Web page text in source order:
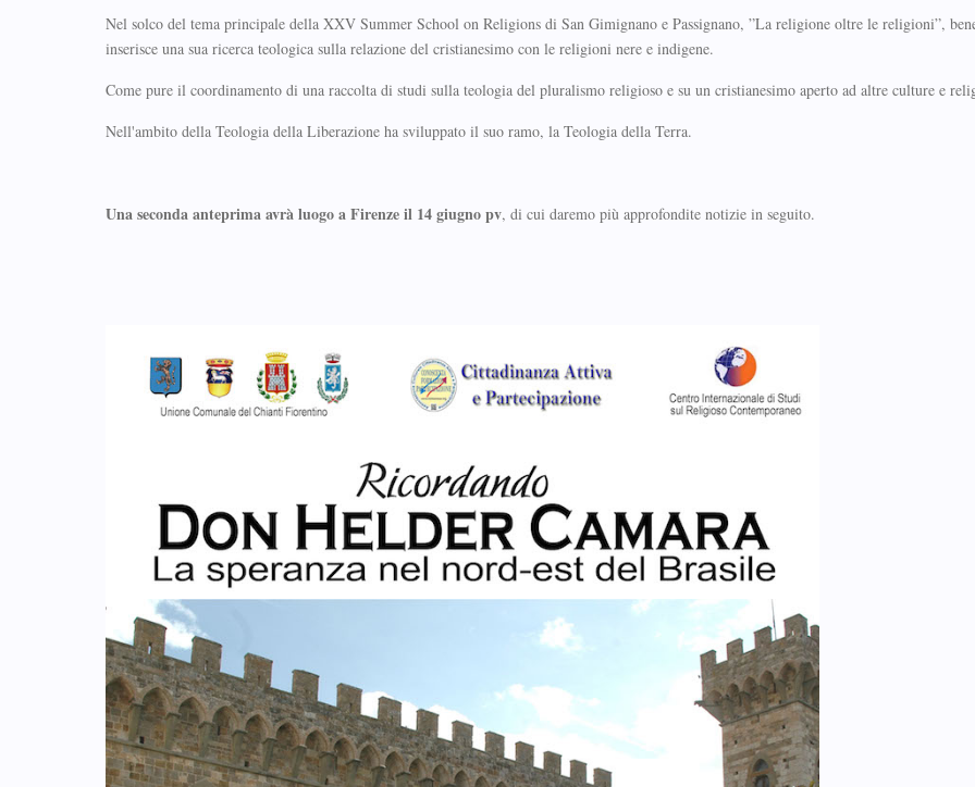
Nel solco del tema principale della XXV Summer School on Religions di San Gimignano e Passignano, ”La religione oltre le religioni”,
inserisce una sua ricerca teologica sulla relazione del cristianesimo con le religioni nere e indigene.
Come pure il coordinamento di una raccolta di studi sulla teologia del pluralismo religioso e su un cristianesimo aperto ad altre culture e
Nell'ambito della Teologia della Liberazione ha sviluppato il suo ramo, la Teologia della Terra.
Una seconda anteprima avrà luogo a Firenze il 14 giugno pv, di cui daremo più approfondite notizie in seguito.